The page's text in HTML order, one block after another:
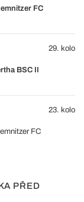
FC
BSC II
29. kolo
FC
23. kolo
PŘED